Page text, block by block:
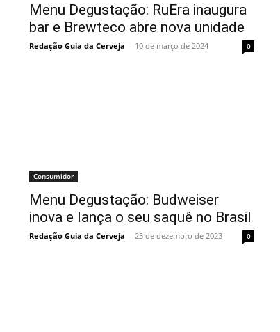
Menu Degustação: RuEra inaugura
bar e Brewteco abre nova unidade
Redação Guia da Cerveja - 10 de março de 2024 0
Consumidor
Menu Degustação: Budweiser
inova e lança o seu saquê no Brasil
Redação Guia da Cerveja - 23 de dezembro de 2023 0